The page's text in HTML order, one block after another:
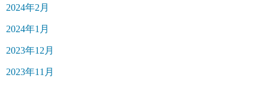
2024年2月
2024年1月
2023年12月
2023年11月